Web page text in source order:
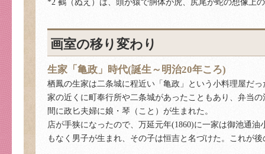
*2 鵺（ぬえ）は、頭が猿で胴体が虎、尻尾が蛇の想像上
画室の移り変わり
生家「亀政」時代(誕生～明治20年ころ)
栖鳳の生家は二条城に程近い「亀政」という小料理屋だ
家の近くに町奉行所や二条城があったこともあり、弁当
間に政匕夫婦に娘・琴（こと）が生まれた。
店が手狭になったので、万延元年(1860)に一家は御池通
もなく男子が生まれ、その子は恒吉と名づけた。これが